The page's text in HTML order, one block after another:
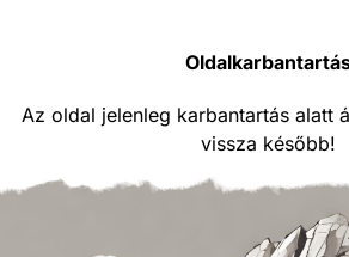
Az oldal jelenleg karbantartás alatt
vissza később!